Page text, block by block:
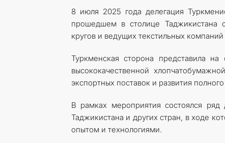
8 июля 2025 года делегация
прошедшем в столице Таджикистана с
кругов и ведущих текстильных
Туркменская сторона представила
высококачественной
экспортных поставок и развития
В рамках мероприятия состоялся ряд
Таджикистана и других стран, в ходе
опытом и технологиями.